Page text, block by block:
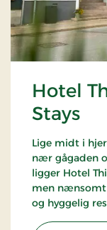
Hotel
Stays
Lige midt i
nær gågaden
ligger Hotel
men nænsomt
og hyggelig